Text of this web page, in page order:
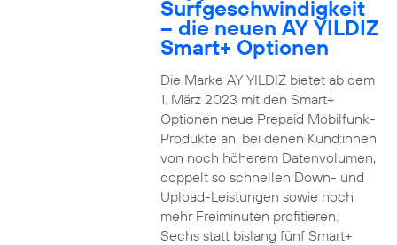
Surfgeschwindigkeit
– die neuen AY YILDIZ
Smart+ Optionen
Die Marke AY YILDIZ bietet ab dem
1. März 2023 mit den Smart+
Optionen neue Prepaid Mobilfunk-
Produkte an, bei denen Kund:innen
von noch höherem Datenvolumen,
doppelt so schnellen Down- und
Upload-Leistungen sowie noch
mehr Freiminuten profitieren.
Sechs statt bislang fünf Smart+